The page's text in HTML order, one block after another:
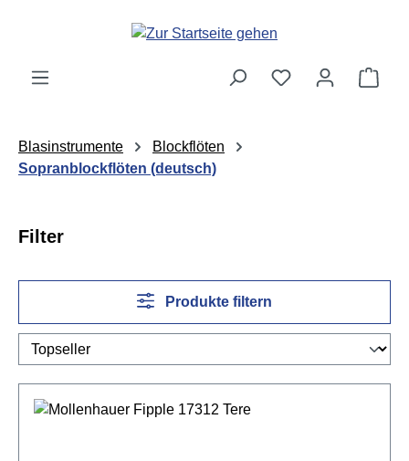
Zum Hauptinhalt springen
Blasinstrumente
Blockflöten
Sopranblockflöten (deutsch)
Filter
Produkte filtern